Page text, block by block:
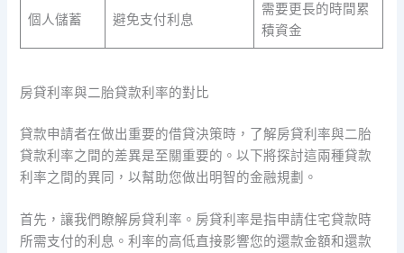
個人儲蓄 避免支付利息
需要更長的時間累
積資金
房貸利率與二胎貸款利率的對比
貸款申請者在做出重要的借貸決策時，了解房貸利率與二胎
貸款利率之間的差異是至關重要的。以下將探討這兩種貸款
利率之間的異同，以幫助您做出明智的金融規劃。
首先，讓我們瞭解房貸利率。房貸利率是指申請住宅貸款時
所需支付的利息。利率的高低直接影響您的還款金額和還款